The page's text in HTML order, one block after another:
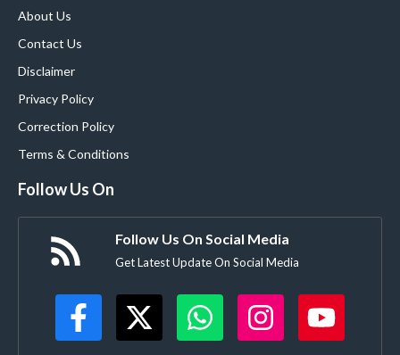
About Us
Contact Us
Disclaimer
Privacy Policy
Correction Policy
Terms & Conditions
Follow Us On
Follow Us On Social Media
Get Latest Update On Social Media